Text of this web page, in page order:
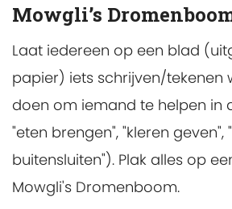
Mowgli’s
Laat iedereen op een blad
papier) iets schrijven/tekenen
doen om iemand te helpen in
"eten brengen", "kleren geven",
buitensluiten"). Plak alles op
Mowgli's Dromenboom.